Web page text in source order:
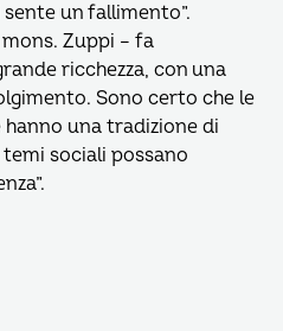
un fallimento”.
Zuppi – fa
ricchezza, con una
Sono certo che le
una tradizione di
sociali possano